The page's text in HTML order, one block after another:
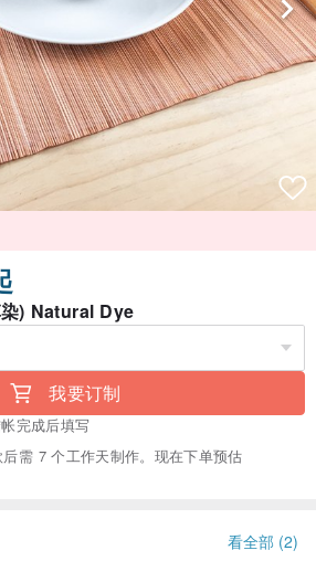
) Natural Dye
我要订制
帐完成后填写
后需 7 个工作天制作。现在下单预估
看全部 (2)